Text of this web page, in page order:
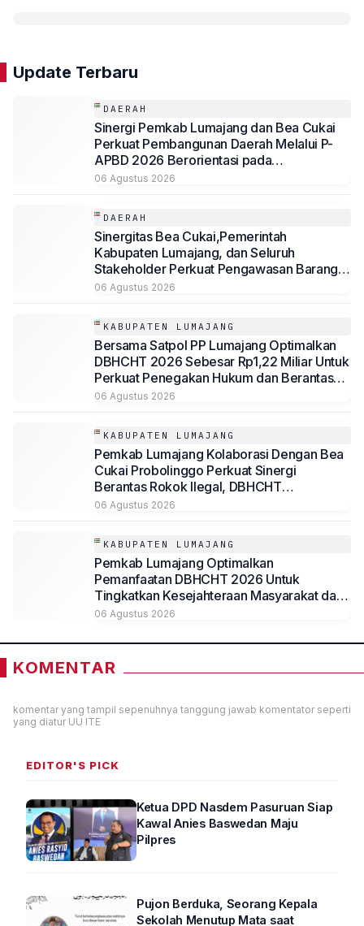
Update Terbaru
DAERAH
Sinergi Pemkab Lumajang dan Bea Cukai
Perkuat Pembangunan Daerah Melalui P-
APBD 2026 Berorientasi pada
Kesejahteraan Masyarakat
06 Agustus 2026
DAERAH
Sinergitas Bea Cukai,Pemerintah
Kabupaten Lumajang, dan Seluruh
Stakeholder Perkuat Pengawasan Barang
Kena Cukai Ilegal Melalui Pemanfaatan
06 Agustus 2026
KABUPATEN LUMAJANG
Bersama Satpol PP Lumajang Optimalkan
DBHCHT 2026 Sebesar Rp1,22 Miliar Untuk
Perkuat Penegakan Hukum dan Berantas
Rokok Ilegal
06 Agustus 2026
KABUPATEN LUMAJANG
Pemkab Lumajang Kolaborasi Dengan Bea
Cukai Probolinggo Perkuat Sinergi
Berantas Rokok Ilegal, DBHCHT
Dimaksimalkan untuk Kesejahteraan
06 Agustus 2026
KABUPATEN LUMAJANG
Pemkab Lumajang Optimalkan
Pemanfaatan DBHCHT 2026 Untuk
Tingkatkan Kesejahteraan Masyarakat dan
Perkuat Kepatuhan Cukai
06 Agustus 2026
KOMENTAR
komentar yang tampil sepenuhnya tanggung jawab komentator seperti
yang diatur UU ITE
EDITOR'S PICK
Ketua DPD Nasdem Pasuruan Siap
Kawal Anies Baswedan Maju
Pilpres
Pujon Berduka, Seorang Kepala
Sekolah Menutup Mata saat